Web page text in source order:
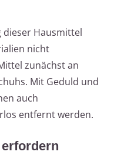
dieser Hausmittel
nicht
zunächst an
Mit Geduld und
auch
entfernt werden.